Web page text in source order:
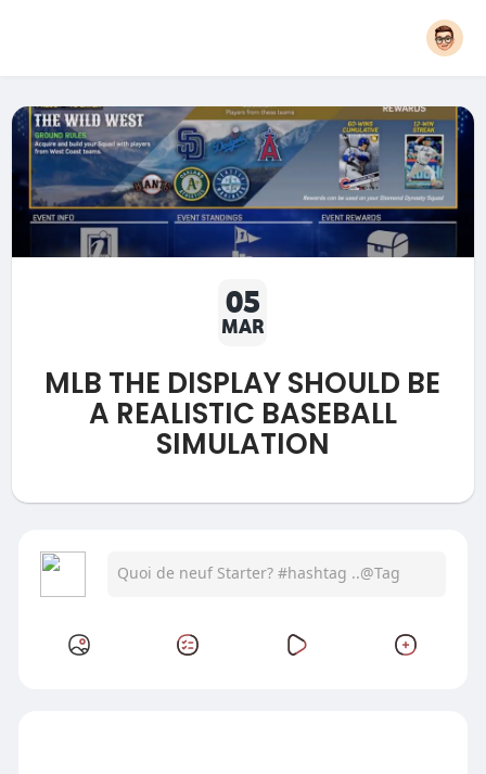
05
MAR
MLB THE DISPLAY SHOULD BE
A REALISTIC BASEBALL
SIMULATION